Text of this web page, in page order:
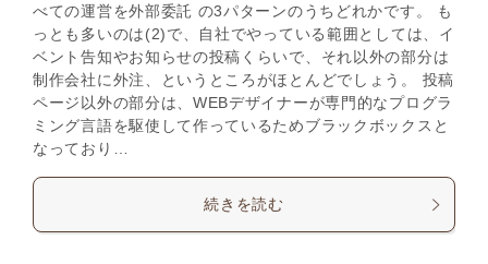
べての運営を外部委託 の3パターンのうちどれかです。 も
っとも多いのは(2)で、自社でやっている範囲としては、イ
ベント告知やお知らせの投稿くらいで、それ以外の部分は
制作会社に外注、というところがほとんどでしょう。 投稿
ページ以外の部分は、WEBデザイナーが専門的なプログラ
ミング言語を駆使して作っているためブラックボックスと
なっており…
続きを読む